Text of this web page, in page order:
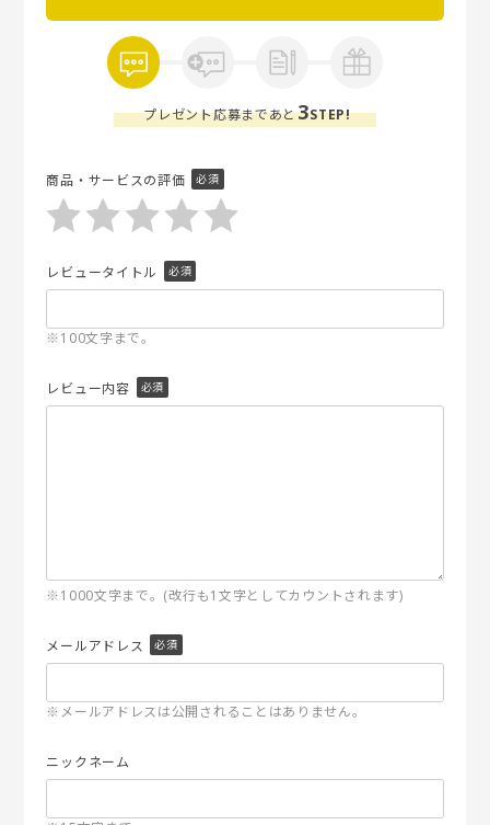
プレゼント応募まであと3STEP!
商品・サービスの評価
レビュータイトル
※100文字まで。
レビュー内容
※1000文字まで。(改行も1文字としてカウントされます)
メールアドレス
※メールアドレスは公開されることはありません。
ニックネーム